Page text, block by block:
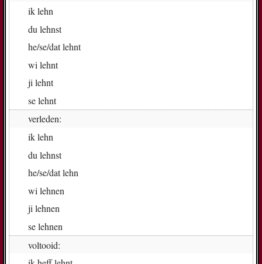
iklehn
du lehnst
he/se/datlehnt
wi lehnt
jilehnt
selehnt
verleden:
iklehn
du lehnst
he/se/datlehn
wi leh­nen
jileh­nen
seleh­nen
voltooid: